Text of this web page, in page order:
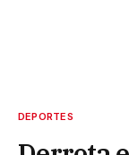
DEPORTES